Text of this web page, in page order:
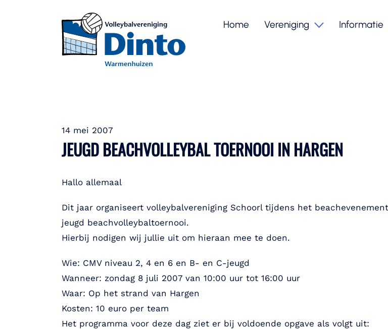
Home Vereniging Informatie
14 mei 2007
JEUGD BEACHVOLLEYBAL TOERNOOI IN HARGEN
Hallo allemaal
Dit jaar organiseert volleybalvereniging Schoorl tijdens het
jeugd beachvolleybaltoernooi.
Hierbij nodigen wij jullie uit om hieraan mee te doen.
Wie: CMV niveau 2, 4 en 6 en B- en C-jeugd
Wanneer: zondag 8 juli 2007 van 10:00 uur tot 16:00 uur
Waar: Op het strand van Hargen
Kosten: 10 euro per team
Het programma voor deze dag ziet er bij voldoende opgave als volgt uit: